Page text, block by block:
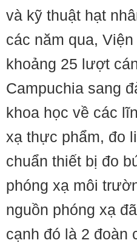
và kỹ thuật hạt
các năm qua,
khoảng 25 lượt
Campuchia sang
khoa học về các
xạ thực phẩm, đo
chuẩn thiết bị đo
phóng xạ môi
nguồn phóng xạ
cạnh đó là 2 đoàn